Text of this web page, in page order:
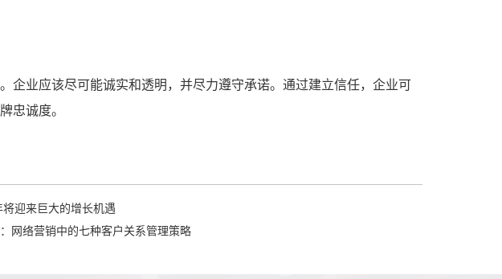
企业应该尽可能诚实和透明，并尽力遵守承诺。通过建立信任，企业可
忠诚度。
迎来巨大的增长机遇
网络营销中的七种客户关系管理策略